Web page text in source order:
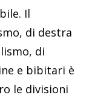
Il
di destra
di
e bibitari è
le divisioni